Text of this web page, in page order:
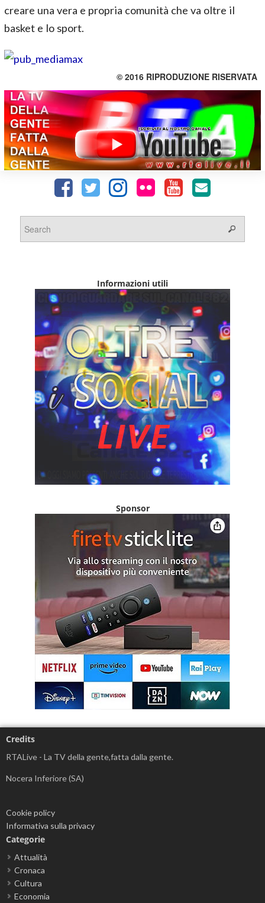
creare una vera e propria comunità che va oltre il
basket e lo sport.
© 2016 RIPRODUZIONE RISERVATA
Informazioni utili
Sponsor
Credits
RTALive - La TV della gente,fatta dalla gente.
Nocera Inferiore (SA)
Cookie policy
Informativa sulla privacy
Categorie
Attualità
Cronaca
Cultura
Economia